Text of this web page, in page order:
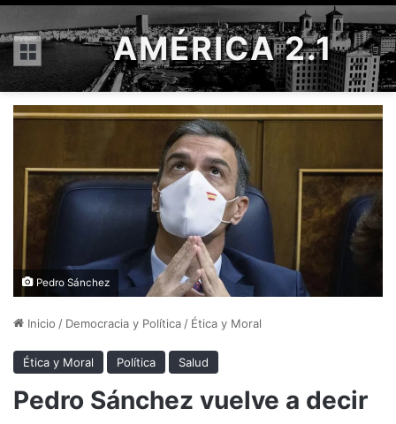
Menú AMÉRICA 2.1
Pedro Sánchez
Inicio / Democracia y Política / Ética y Moral
Ética y Moral Política Salud
Pedro Sánchez vuelve a decir